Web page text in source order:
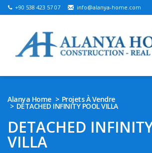
+90 538 423 57 07 info@alanya-home.com
Persian Bosnian French
Ukrainian
Alanya Home Projets À Vendre
DETACHED INFINITY POOL VILLA
DETACHED
VILLA